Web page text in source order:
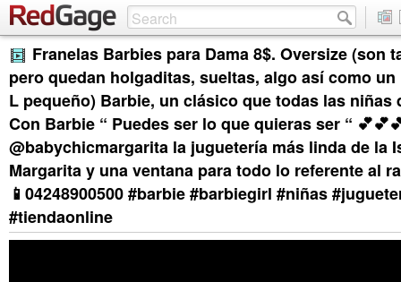
Franelas Barbies para Dama 8$. Oversize (son
pero quedan holgaditas, sueltas, algo así como un
L pequeño) Barbie, un clásico que todas las niñas
Con Barbie “ Puedes ser lo que quieras ser “
@babychicmargarita la juguetería más linda de la
Margarita y una ventana para todo lo referente al
📱04248900500 #barbie #barbiegirl #niñas
#tiendaonline